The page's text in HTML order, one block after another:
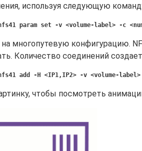
используя следующую
param set -v <volume-label> -c
многопутевую конфигурацию.
Количество соединений
add -H <IP1,IP2> -v <volume-label>
чтобы посмотреть